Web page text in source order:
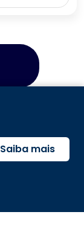
Saiba mais